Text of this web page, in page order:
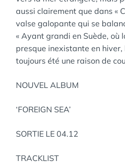
aussi clairement que dans «
valse galopante qui se
« Ayant grandi en Suède, où
presque inexistante en
toujours été une raison de
NOUVEL ALBUM
‘FOREIGN SEA’
SORTIE LE 04.12
TRACKLIST